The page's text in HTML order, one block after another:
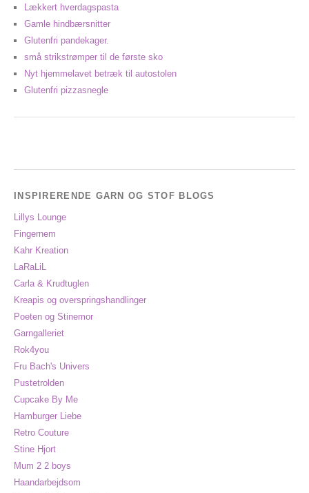
Lækkert hverdagspasta
Gamle hindbærsnitter
Glutenfri pandekager.
små strikstrømper til de første sko
Nyt hjemmelavet betræk til autostolen
Glutenfri pizzasnegle
INSPIRERENDE GARN OG STOF BLOGS
Lillys Lounge
Fingernem
Kahr Kreation
LaRaLiL
Carla & Krudtuglen
Kreapis og overspringshandlinger
Poeten og Stinemor
Garngalleriet
Rok4you
Fru Bach's Univers
Pustetrolden
Cupcake By Me
Hamburger Liebe
Retro Couture
Stine Hjort
Mum 2 2 boys
Haandarbejdsom